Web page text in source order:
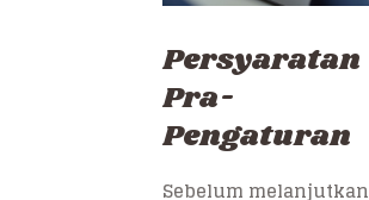
Persyaratan
Pra-
Pengaturan
Sebelum melanjutkan